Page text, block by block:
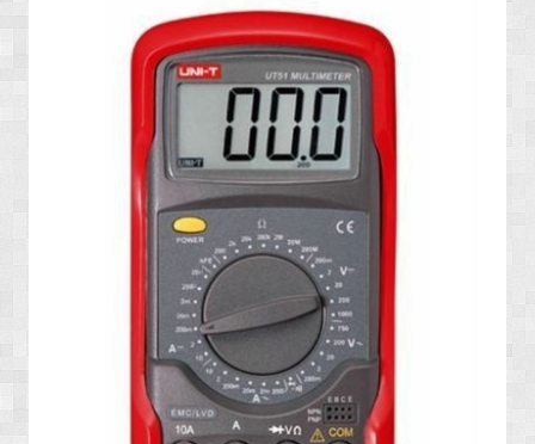
» 3D YAZICILAR
» SES KAYIT CİHAZLARI
» MP3 ÇALARLAR
» AKILLI TELEFONLAR / ANDROID
» TABLETLER / KİTAP OKUYUCULAR
» KAMERALAR / FOTOĞRAF MAKİNELERİ
» SARJ ETME SİSTEMLERİ
» UYDU TAKİP CİHAZLARI VE KONTROL SİSTEMLERİ
» UYDU ALICI / AKILLI KUMANDALAR
» OYUN KONSOLLARI / SİSTEMLERİ